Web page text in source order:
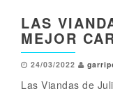
LAS
MEJOR
24/03/2022
Las Viandas de